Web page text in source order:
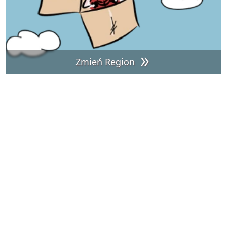
Zmień Region